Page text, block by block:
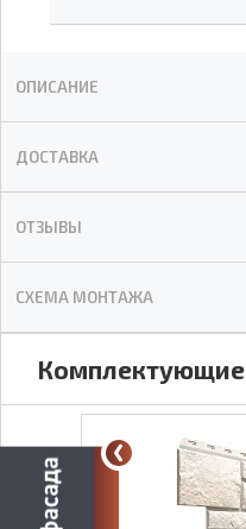
ОПИСАНИЕ
ДОСТАВКА
ОТЗЫВЫ
СХЕМА МОНТАЖА
Комплектующие